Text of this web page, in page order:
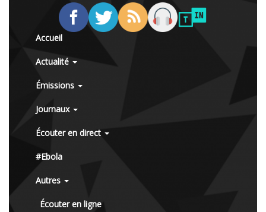
Accueil
Actualité
Émissions
Journaux
Écouter en direct
#Ebola
Autres
Écouter en ligne